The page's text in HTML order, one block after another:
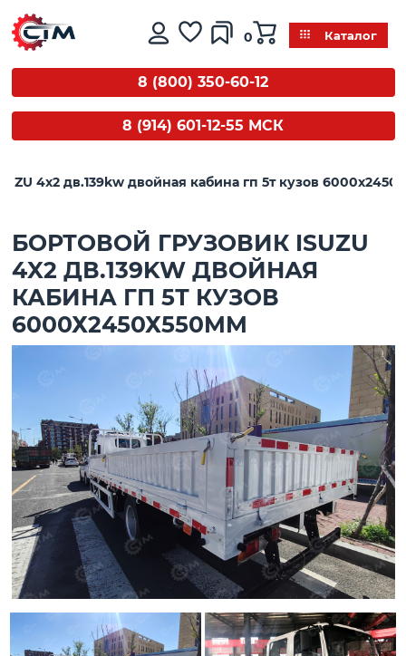
0 Каталог
8 (800) 350-60-12
8 (914) 601-12-55 МСК
4x2 дв.139kw двойная кабина гп 5т кузов
БОРТОВОЙ ГРУЗОВИК ISUZU
4X2 ДВ.139KW ДВОЙНАЯ
КАБИНА ГП 5Т КУЗОВ
6000Х2450Х550MM